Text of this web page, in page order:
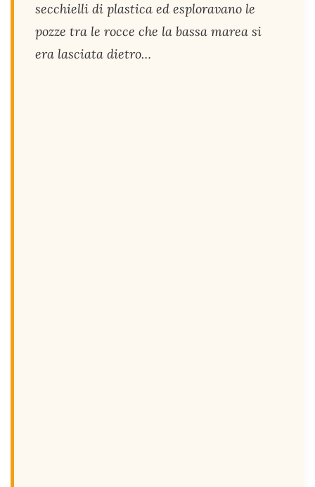
secchielli di plastica ed esploravano le
pozze tra le rocce che la bassa marea si
era lasciata dietro…